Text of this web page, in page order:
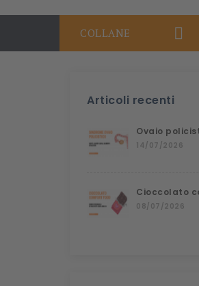

COLLANE
Articoli recenti
Ovaio
14/07/2026
Cioccolato
08/07/2026